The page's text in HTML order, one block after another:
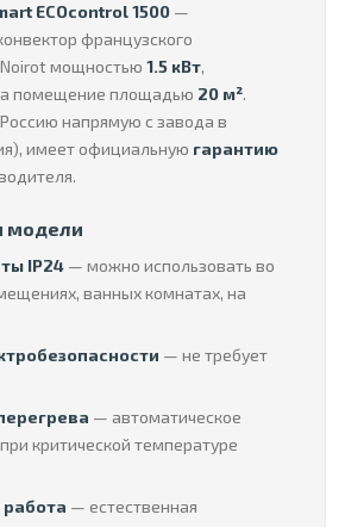
ECOcontrol 1500 —
французского
мощностью 1.5 кВт,
помещение площадью 20 м².
напрямую с завода в
имеет официальную гарантию
модели
IP24 — можно использовать во
ванных комнатах, на
— не требует
— автоматическое
критической температуре
— естественная